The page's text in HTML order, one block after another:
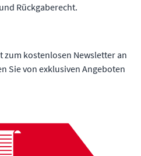
Rückgaberecht.
zum kostenlosen Newsletter an
Sie von exklusiven Angeboten